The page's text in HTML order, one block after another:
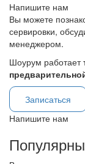
Напишите нам
Вы можете
сервировки,
менеджером.
Шоурум работает
Записаться
Напишите нам